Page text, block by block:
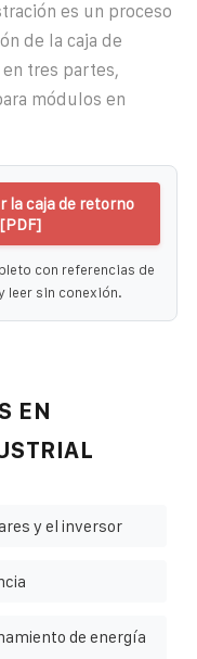
es un proceso
de la caja de
tres partes,
módulos en
la caja de retorno
con referencias de
leer sin conexión.
EN
y el inversor
de energía